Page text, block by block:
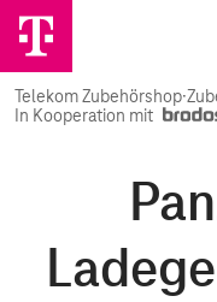
Telekom Zubehörshop·
In Kooperation mit